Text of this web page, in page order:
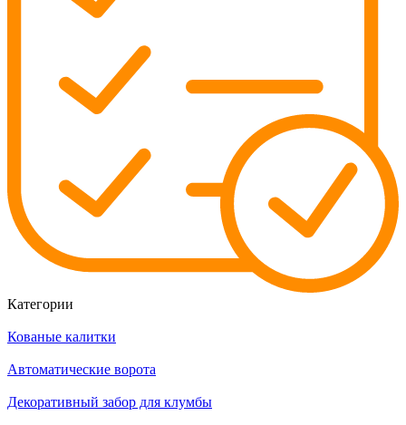
Категории
Кованые калитки
Автоматические ворота
Декоративный забор для клумбы